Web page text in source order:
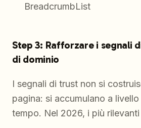
BreadcrumbList
Step 3: Rafforzare i segnali
di dominio
I segnali di trust non si
pagina: si accumulano a
tempo. Nel 2026, i più rilevanti